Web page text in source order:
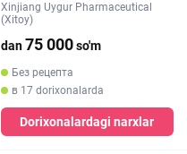
Xinjiang Uygur Pharmaceutical
(Xitoy)
dan75 000so'm
Без рецепта
в 17 dorixonalarda
Dorixonalardagi narxlar